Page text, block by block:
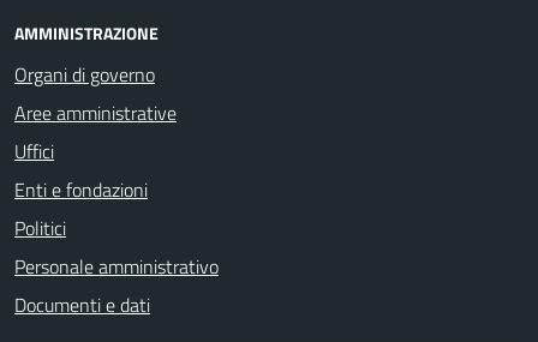
AMMINISTRAZIONE
Organi di governo
Aree amministrative
Uffici
Enti e fondazioni
Politici
Personale amministrativo
Documenti e dati